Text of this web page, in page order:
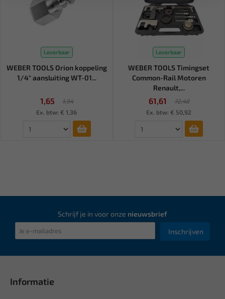
Leverbaar
WEBER TOOLS Orion koppeling
1/4" aansluiting WT-01...
1,65
1,94
Ex. btw: € 1,36
Leverbaar
WEBER TOOLS Timingset
Common-Rail Motoren
Renault,...
61,61
72,48
Ex. btw: € 50,92
Schrijf je in voor onze nieuwsbrief
Inschrijven
Informatie